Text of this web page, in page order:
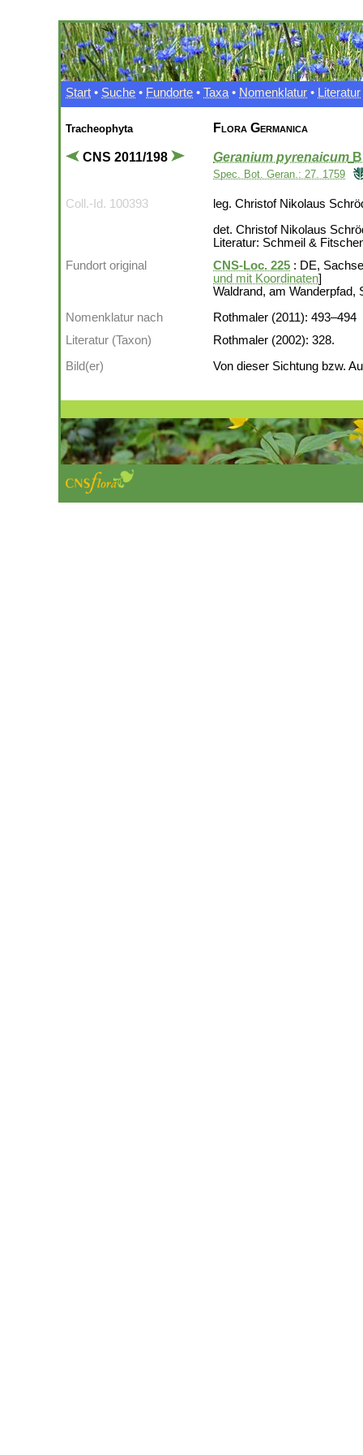
Start • Suche • Fundorte • Taxa • Nomenklatur • Literatur
Tracheophyta
CNS 2011/198
Flora Germanica
Geranium pyrenaicum
Spec. Bot. Geran.: 27. 1759
Coll.-Id. 100393
leg. Christof Nikolaus
det. Christof Nikolaus
Literatur: Schmeil &
Fundort original
CNS-Loc. 225 : DE,
und mit Koordinaten]
Waldrand, am Wanderpfad,
Nomenklatur nach
Rothmaler (2011): 493–494
Literatur (Taxon)
Rothmaler (2002): 328.
Bild(er)
Von dieser Sichtung bzw.